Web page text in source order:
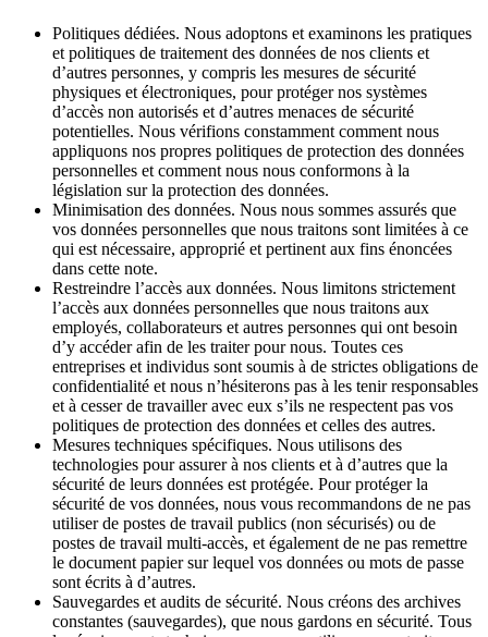
Politiques dédiées. Nous adoptons et examinons les pratiques
et politiques de traitement des données de nos clients et
d’autres personnes, y compris les mesures de sécurité
physiques et électroniques, pour protéger nos systèmes
d’accès non autorisés et d’autres menaces de sécurité
potentielles. Nous vérifions constamment comment nous
appliquons nos propres politiques de protection des données
personnelles et comment nous nous conformons à la
législation sur la protection des données.
Minimisation des données. Nous nous sommes assurés que
vos données personnelles que nous traitons sont limitées à ce
qui est nécessaire, approprié et pertinent aux fins énoncées
dans cette note.
Restreindre l’accès aux données. Nous limitons strictement
l’accès aux données personnelles que nous traitons aux
employés, collaborateurs et autres personnes qui ont besoin
d’y accéder afin de les traiter pour nous. Toutes ces
entreprises et individus sont soumis à de strictes obligations de
confidentialité et nous n’hésiterons pas à les tenir responsables
et à cesser de travailler avec eux s’ils ne respectent pas vos
politiques de protection des données et celles des autres.
Mesures techniques spécifiques. Nous utilisons des
technologies pour assurer à nos clients et à d’autres que la
sécurité de leurs données est protégée. Pour protéger la
sécurité de vos données, nous vous recommandons de ne pas
utiliser de postes de travail publics (non sécurisés) ou de
postes de travail multi-accès, et également de ne pas remettre
le document papier sur lequel vos données ou mots de passe
sont écrits à d’autres.
Sauvegardes et audits de sécurité. Nous créons des archives
constantes (sauvegardes), que nous gardons en sécurité. Tous